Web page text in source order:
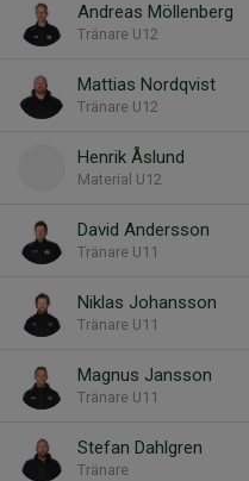
Andreas Möllenberg
Tränare U12
Mattias Nordqvist
Tränare U12
Henrik Åslund
Material U12
David Andersson
Tränare U11
Niklas Johansson
Tränare U11
Magnus Jansson
Tränare U11
Stefan Dahlgren
Tränare